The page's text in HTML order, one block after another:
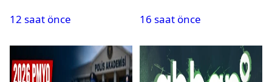
12 saat önce
16 saat önce